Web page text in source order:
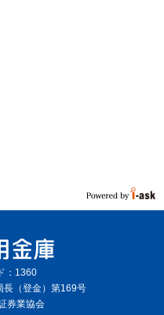
：1360
長（登金）第169号
券業協会